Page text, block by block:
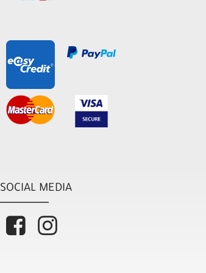
SOCIAL MEDIA